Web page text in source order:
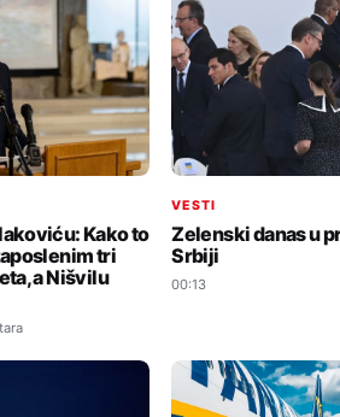
Kako to
tri
a Nišvilu
VESTI
Zelenski danas u
Srbiji
00:13